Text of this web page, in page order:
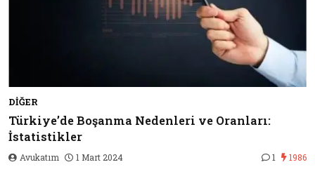
DIĞER
Türkiye’de Boşanma Nedenleri ve Oranları:
İstatistikler
Avukatım 1 Mart 2024 1 1986